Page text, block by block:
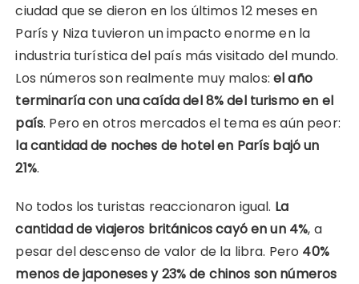
ciudad que se dieron en los últimos 12 meses en
París y Niza tuvieron un impacto enorme en la
industria turística del país más visitado del mundo.
Los números son realmente muy malos:el año
terminaría con una caída del 8% del turismo en el
país. Pero en otros mercados el tema es aún peor:
la cantidad de noches de hotel en París bajó un
21%.
No todos los turistas reaccionaron igual. La
cantidad de viajeros británicos cayó en un 4%, a
pesar del descenso de valor de la libra. Pero 40%
menos de japoneses y 23% de chinos son números